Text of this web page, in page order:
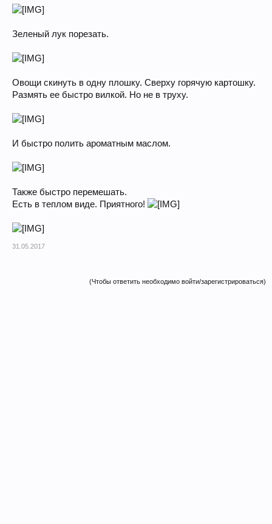
Зеленый лук порезать.
Овощи скинуть в одну плошку. Сверху горячую картошку.
Размять ее быстро вилкой. Но не в труху.
И быстро полить ароматным маслом.
Также быстро перемешать.
Есть в теплом виде. Приятного!
31.05.2017
(Чтобы ответить необходимо войти/зарегистрироваться)